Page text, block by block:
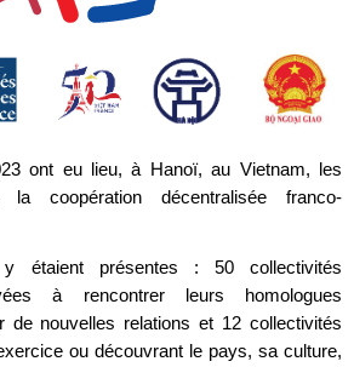
ont eu lieu, à Hanoï, au Vietnam, les
coopération décentralisée franco-
étaient présentes : 50 collectivités
à rencontrer leurs homologues
de nouvelles relations et 12 collectivités
ou découvrant le pays, sa culture,